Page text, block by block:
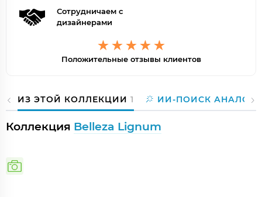
Сотрудничаем с
дизайнерами
Положительные отзывы клиентов
ИЗ ЭТОЙ КОЛЛЕКЦИИ 1 ИИ-ПОИСК
Коллекция Belleza Lignum